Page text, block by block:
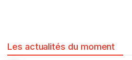
Les actualités du moment